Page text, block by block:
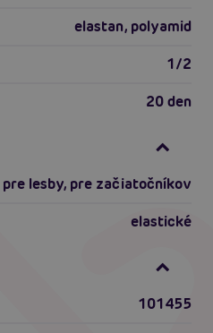
elastan, polyamid
1/2
20 den
pre lesby, pre začiatočníkov
elastické
101455